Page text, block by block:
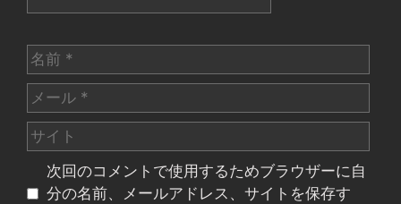
名
前
メ
ー
ル
サ
イ
次回のコメントで使用するためブラウザーに自
分の名前、メールアドレス、サイトを保存す